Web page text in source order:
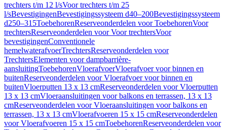
trechters t/m 12 l/sVoor trechters t/m 25
l/sBevestigingenBevestigingssysteem d40–200Bevestigingssysteem
d250–315ToebehorenReserveonderdelen voor ToebehorenVoor
trechtersReserveonderdelen voor Voor trechtersVoor
bevestigingenConventionele
hemelwaterafvoerTrechtersReserveonderdelen voor
TrechtersElementen voor dampbarrière-
aansluitingToebehorenVloerafvoerVloerafvoer voor binnen en
buitenReserveonderdelen voor Vloerafvoer voor binnen en
buitenVloerputten 13 x 13 cmReserveonderdelen voor Vloerputten
13 x 13 cmVloeraansluitingen voor balkons en terrassen, 13 x 13
cmReserveonderdelen voor Vloeraansluitingen voor balkons en
terrassen, 13 x 13 cmVloerafvoeren 15 x 15 cmReserveonderdelen
voor Vloerafvoeren 15 x 15 cmToebehorenReserveonderdelen voor